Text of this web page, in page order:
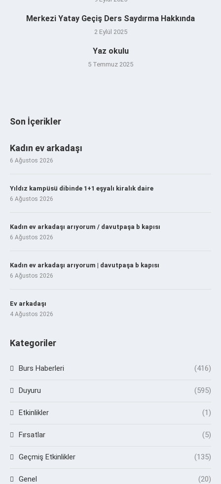
Merkezi Yatay Geçiş Ders Saydırma Hakkında
2 Eylül 2025
Yaz okulu
5 Temmuz 2025
Son İçerikler
Kadın ev arkadaşı
6 Ağustos 2026
Yıldız kampüsü dibinde 1+1 eşyalı kiralık daire
6 Ağustos 2026
Kadın ev arkadaşı arıyorum / davutpaşa b kapısı
6 Ağustos 2026
Kadın ev arkadaşı arıyorum | davutpaşa b kapısı
6 Ağustos 2026
Ev arkadaşı
4 Ağustos 2026
Kategoriler
Burs Haberleri (416)
Duyuru (595)
Etkinlikler (1)
Fırsatlar (5)
Geçmiş Etkinlikler (135)
Genel (20)